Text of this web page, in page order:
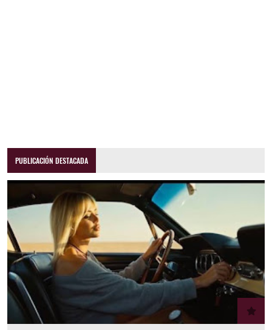
PUBLICACIÓN DESTACADA